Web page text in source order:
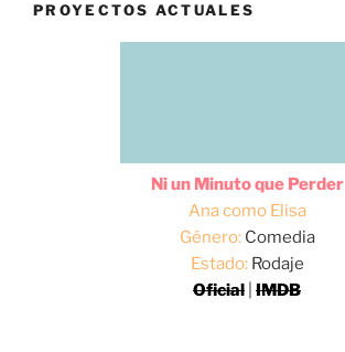
PROYECTOS ACTUALES
Ni un Minuto que Perder
Ana como Elisa
Género:Comedia
Estado:Rodaje
Oficial IMDB